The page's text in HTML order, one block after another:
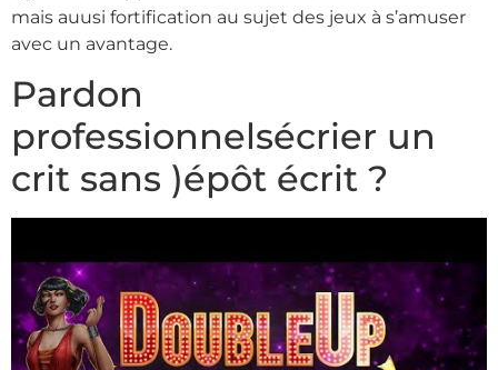
mais auusi fortification au sujet des jeux à s’amuser
avec un avantage.
Pardon
professionnelsécrier un
crit sans )épôt écrit ?